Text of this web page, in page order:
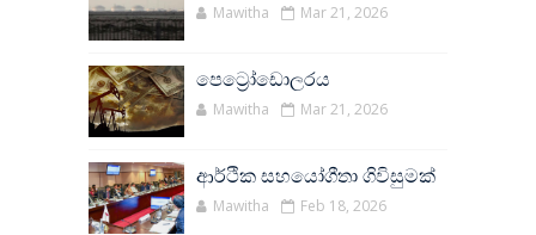
Mawitha Mar 21, 2026
පෙට්‍රෝඩොලරය
Mawitha Mar 21, 2026
ආර්ථික සහයෝගීතා ගිවිසුමක්
Mawitha Feb 18, 2026